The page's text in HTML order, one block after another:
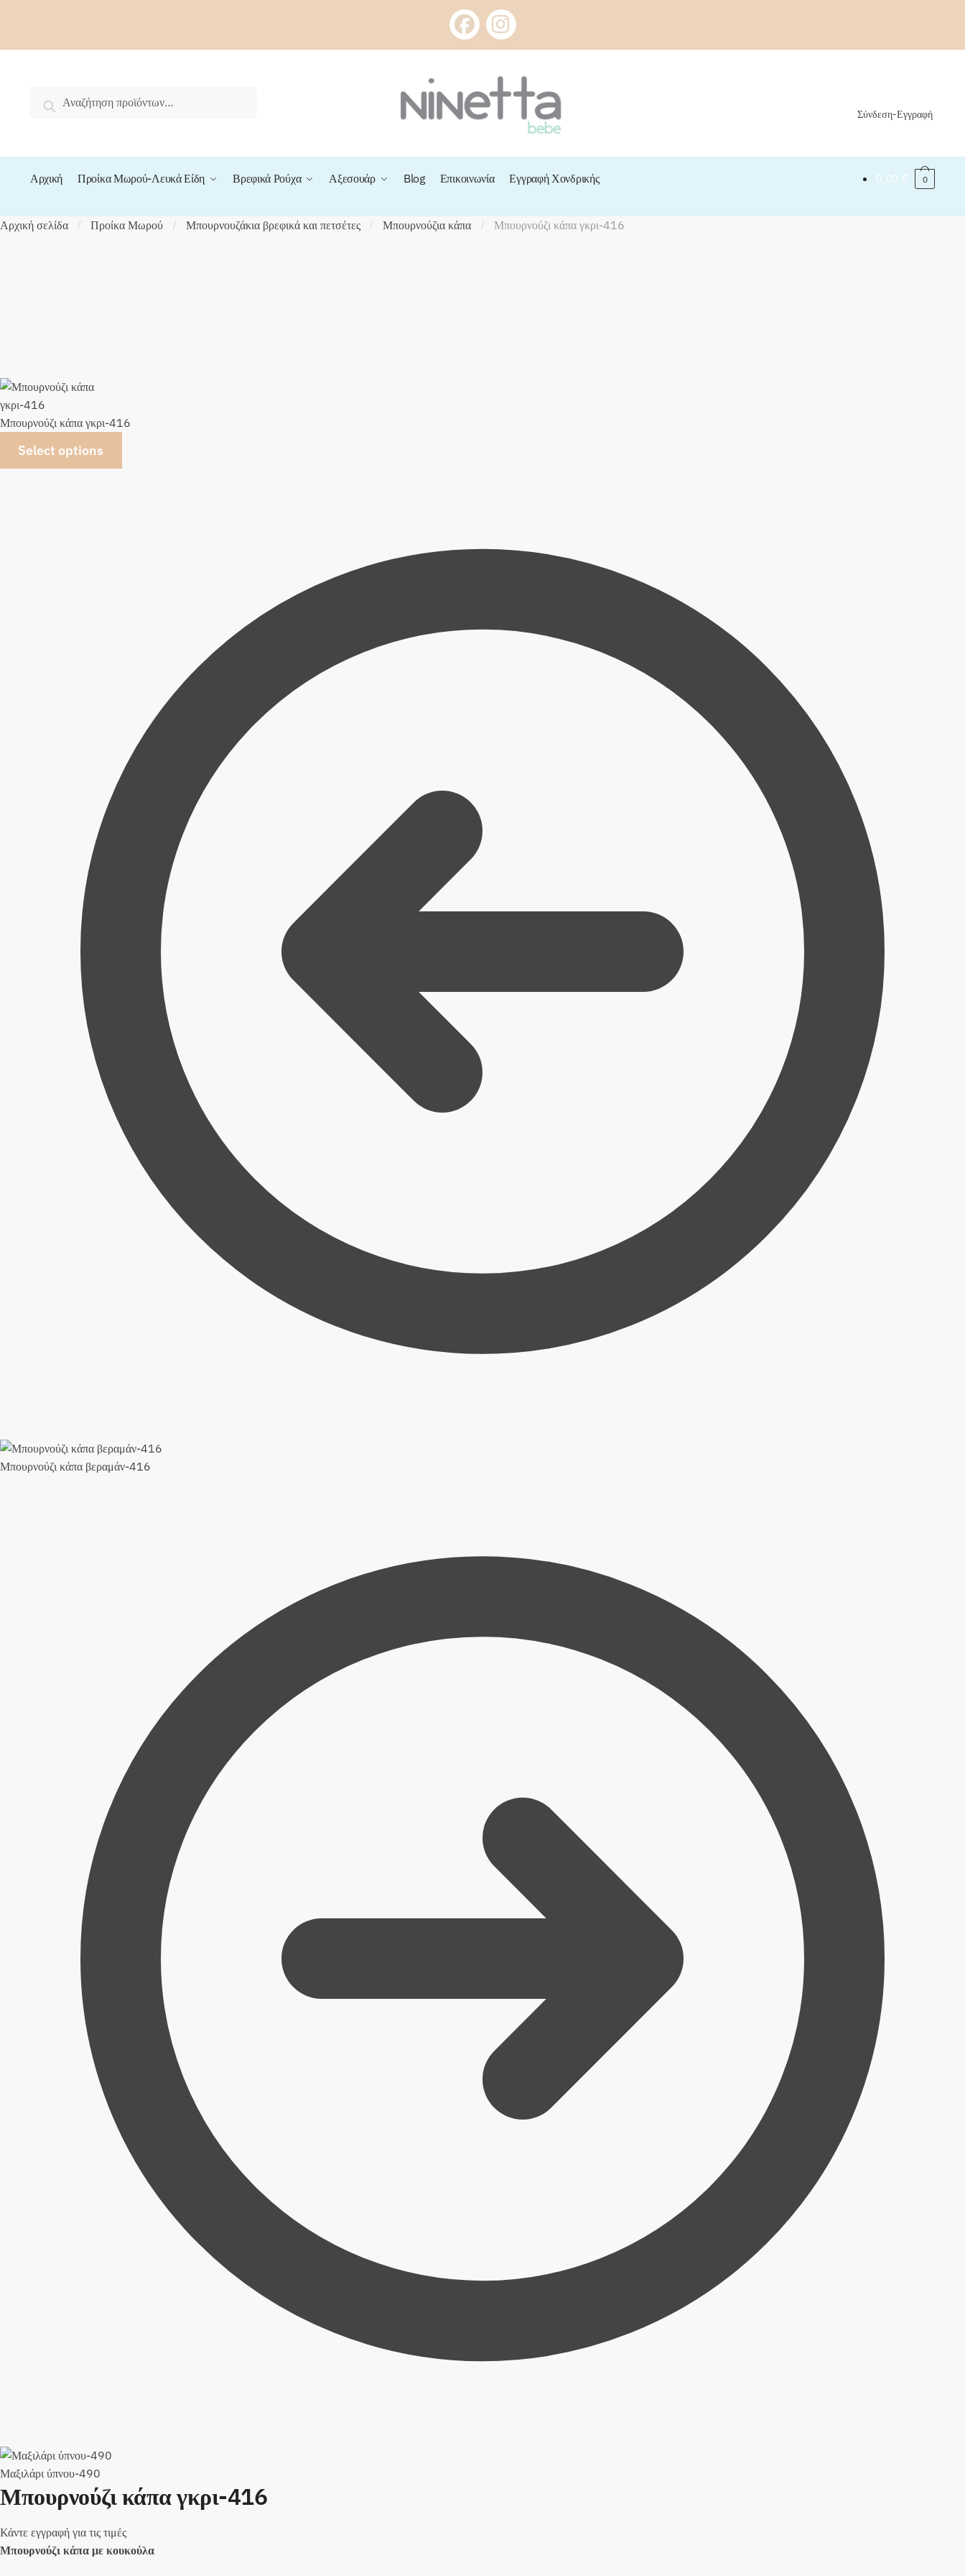
Αναζήτηση
για:
Αναζήτηση
Σύνδεση-Εγγραφή
Αρχική Προίκα Μωρού-Λευκά Είδη Βρεφικά Ρούχα Αξεσουάρ Blog Επικοινωνία Εγγραφή Χονδρικής 0,00 € 0
Αρχική σελίδα / Προίκα Μωρού / Μπουρνουζάκια βρεφικά και πετσέτες / Μπουρνούζια κάπα / Μπουρνούζι κάπα γκρι-416
Μπουρνούζι κάπα γκρι-416
Select options
Μπουρνούζι κάπα βεραμάν-416
Μαξιλάρι ύπνου-490
Μπουρνούζι κάπα γκρι-416
Κάντε εγγραφή για τις τιμές
Μπουρνούζι κάπα με κουκούλα